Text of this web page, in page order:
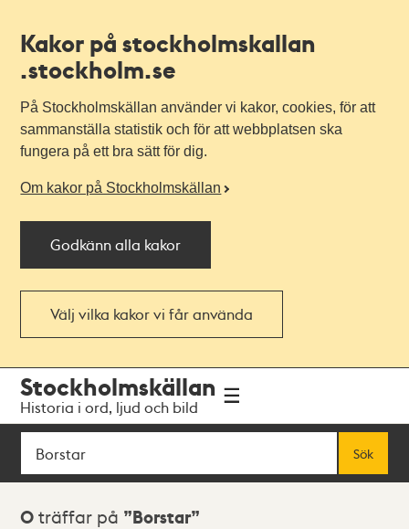
Kakor på stockholmskallan
.stockholm.se
På Stockholmskällan använder vi kakor, cookies, för att
sammanställa statistik och för att webbplatsen ska
fungera på ett bra sätt för dig.
Om kakor på Stockholmskällan
Godkänn alla kakor
Välj vilka kakor vi får använda
navigationen
huvudinnehållet
Stockholmskällan
Historia i ord, ljud och bild
Sök
Sök
Sökresultat
0 träffar på Borstar